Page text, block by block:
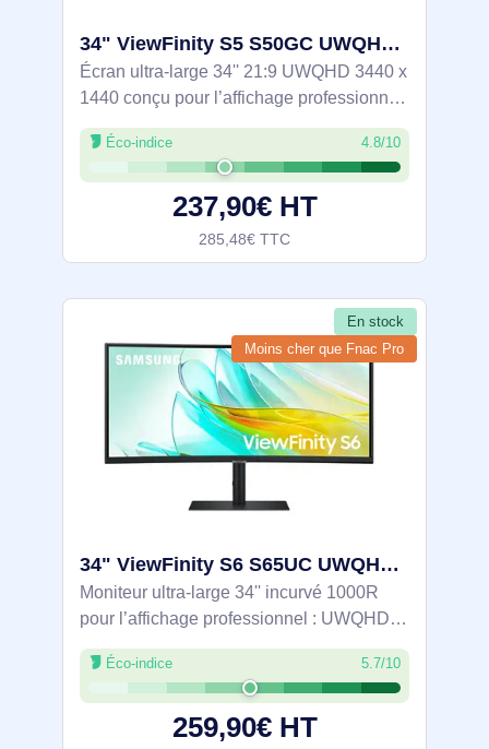
34" ViewFinity S5 S50GC UWQHD 100Hz Monitor - LS34C500GAUXEN
Écran ultra-large 34'' 21:9 UWQHD 3440 x
1440 conçu pour l’affichage professionnel
et le multitâche. Dalle VA 100 Hz (5 ms)
avec AMD FreeSync pour des
mouvements fluides, HDR10 et 1,07
Éco-indice 4.8/10
237,90€ HT
285,48€ TTC
En stock
Moins cher que Fnac Pro
34" ViewFinity S6 S65UC UWQHD Monitor - LS34C652UAUXEN
Moniteur ultra-large 34'' incurvé 1000R
pour l’affichage professionnel : UWQHD
3440x1440 au format 21:9 sur dalle VA,
HDR10, 1,07 Md de couleurs et sRGB
115% pour une image précise. 100 Hz
Éco-indice 5.7/10
259,90€ HT